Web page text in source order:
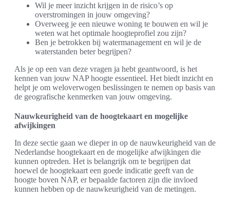
Wil je meer inzicht krijgen in de risico’s op
overstromingen in jouw omgeving?
Overweeg je een nieuwe woning te bouwen en wil je
weten wat het optimale hoogteprofiel zou zijn?
Ben je betrokken bij watermanagement en wil je de
waterstanden beter begrijpen?
Als je op een van deze vragen ja hebt geantwoord, is het
kennen van jouw NAP hoogte essentieel. Het biedt inzicht en
helpt je om weloverwogen beslissingen te nemen op basis van
de geografische kenmerken van jouw omgeving.
Nauwkeurigheid van de hoogtekaart en mogelijke
afwijkingen
In deze sectie gaan we dieper in op de nauwkeurigheid van de
Nederlandse hoogtekaart en de mogelijke afwijkingen die
kunnen optreden. Het is belangrijk om te begrijpen dat
hoewel de hoogtekaart een goede indicatie geeft van de
hoogte boven NAP, er bepaalde factoren zijn die invloed
kunnen hebben op de nauwkeurigheid van de metingen.